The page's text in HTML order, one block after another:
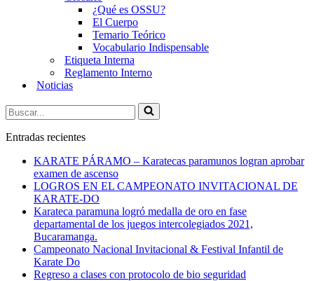
¿Qué es OSSU?
El Cuerpo
Temario Teórico
Vocabulario Indispensable
Etiqueta Interna
Reglamento Interno
Noticias
Buscar...
Entradas recientes
KARATE PÁRAMO – Karatecas paramunos logran aprobar
examen de ascenso
LOGROS EN EL CAMPEONATO INVITACIONAL DE
KARATE-DO
Karateca paramuna logró medalla de oro en fase
departamental de los juegos intercolegiados 2021,
Bucaramanga.
Campeonato Nacional Invitacional & Festival Infantil de
Karate Do
Regreso a clases con protocolo de bio seguridad